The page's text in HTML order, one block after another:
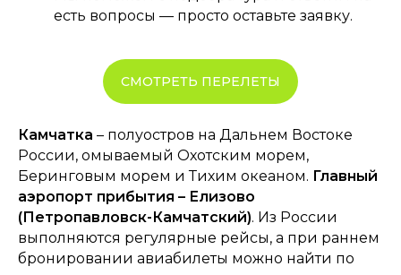
есть вопросы — просто оставьте заявку.
СМОТРЕТЬ ПЕРЕЛЕТЫ
Камчатка – полуостров на Дальнем Востоке
России, омываемый Охотским морем,
Беринговым морем и Тихим океаном. Главный
аэропорт прибытия – Елизово
(Петропавловск-Камчатский). Из России
выполняются регулярные рейсы, а при раннем
бронировании авиабилеты можно найти по